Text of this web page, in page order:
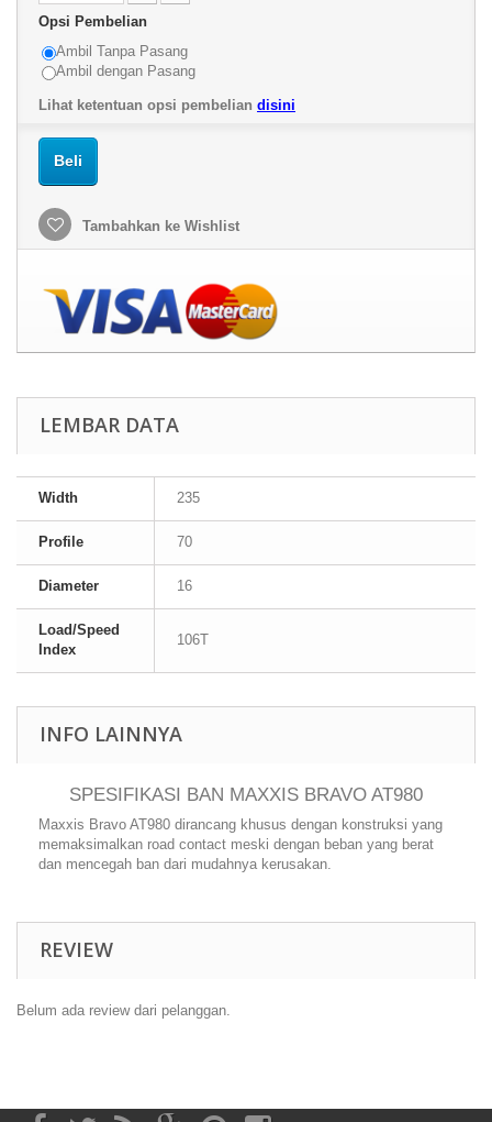
Opsi Pembelian
Ambil Tanpa Pasang
Ambil dengan Pasang
Lihat ketentuan opsi pembelian disini
Beli
Tambahkan ke Wishlist
LEMBAR DATA
Width 235
Profile 70
Diameter 16
Load/Speed
Index
106T
INFO LAINNYA
SPESIFIKASI BAN MAXXIS BRAVO AT980
Maxxis Bravo AT980 dirancang khusus dengan konstruksi yang
memaksimalkan road contact meski dengan beban yang berat
dan mencegah ban dari mudahnya kerusakan.
REVIEW
Belum ada review dari pelanggan.